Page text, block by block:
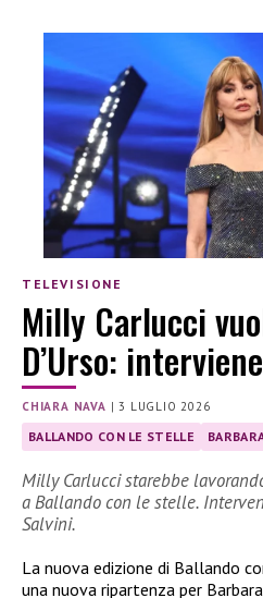
TELEVISIONE
Milly Carlucci
D’Urso:
CHIARA NAVA |3 LUGLIO 2026
BALLANDO CON LE STELLE
Milly Carlucci starebbe
a Ballando con le stelle.
Salvini.
La nuova edizione di Ballando
una nuova ripartenza per